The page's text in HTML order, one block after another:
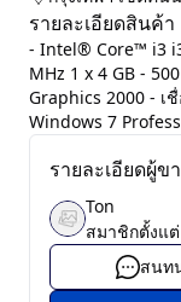
รายละเอียดสินค้า
- Intel® Core™ i3
MHz 1 x 4 GB -
Graphics 2000 - เ
Windows 7
รายละเอียดผู้ข
Ton
สมาชิกตั้งแต่
สนท